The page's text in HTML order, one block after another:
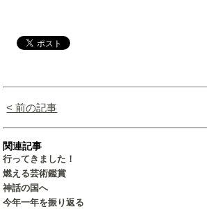
< 前の記事
関連記事
行ってきました！
燃える芸術鑑賞
神話の国へ
今年一年を振り返る